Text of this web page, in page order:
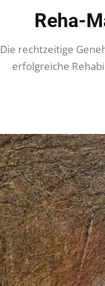
Reha-
Die rechtzeitige
erfolgreiche